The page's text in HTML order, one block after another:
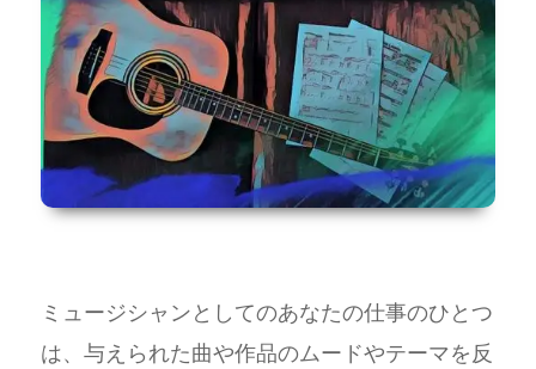
ミュージシャンとしてのあなたの仕事のひとつ
は、与えられた曲や作品のムードやテーマを反